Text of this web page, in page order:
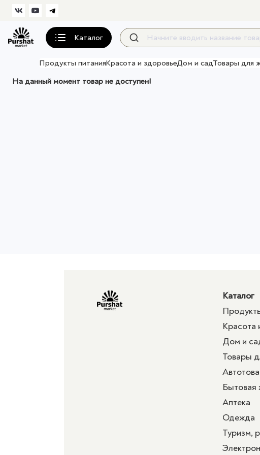
Каталог
Продукты питанияКрасота и здоровьеДом и садТовары для
На данный момент товар не доступен!
Каталог
Красота
Дом и
Товары
Бытовая
Аптека
Одежда
Туризм,